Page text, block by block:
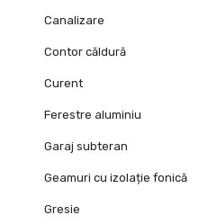
Canalizare
Contor căldură
Curent
Ferestre aluminiu
Garaj subteran
Geamuri cu izolație fonică
Gresie